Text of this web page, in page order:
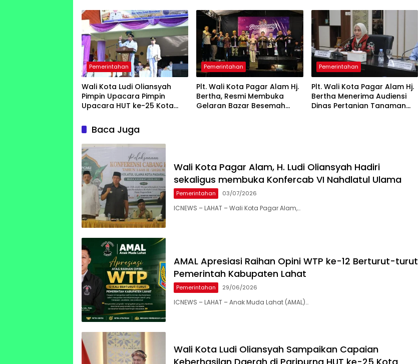
Pagar Alam
Pemerintahan
Wali Kota Ludi Oliansyah
Pimpin Upacara Pimpin
Upacara HUT ke-25 Kota
Perak
Pemerintahan
Plt. Wali Kota Pagar Alam Hj.
Bertha, Resmi Membuka
Gelaran Bazar Besemah
Pemerintahan
Plt. Wali Kota Pagar Alam Hj.
Bertha Menerima Audiensi
Dinas Pertanian Tanaman
Baca Juga
Wali Kota Pagar Alam, H. Ludi Oliansyah Hadiri
sekaligus membuka Konfercab VI Nahdlatul Ulama
Pemerintahan 03/07/2026
ICNEWS – LAHAT – Wali Kota Pagar Alam,…
AMAL Apresiasi Raihan Opini WTP ke-12 Berturut-turut
Pemerintah Kabupaten Lahat
Pemerintahan 29/06/2026
ICNEWS – LAHAT – Anak Muda Lahat (AMAL)…
Wali Kota Ludi Oliansyah Sampaikan Capaian